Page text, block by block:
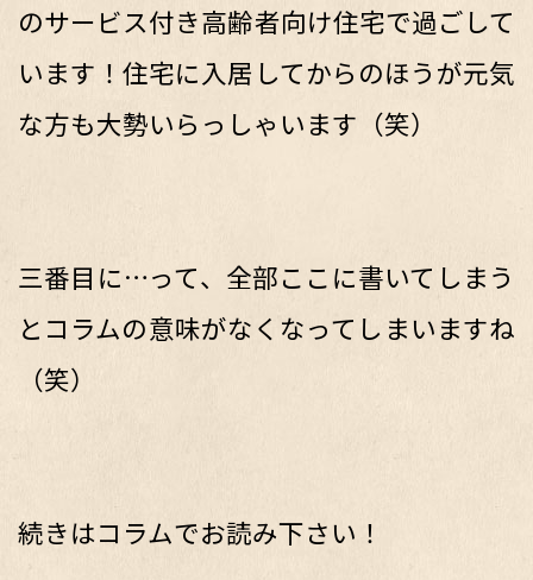
のサービス付き高齢者向け住宅で過ごして
います！住宅に入居してからのほうが元気
な方も大勢いらっしゃいます（笑）
三番目に…って、全部ここに書いてしまう
とコラムの意味がなくなってしまいますね
（笑）
続きはコラムでお読み下さい！